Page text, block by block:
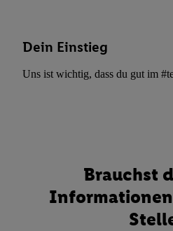
Dein Einstieg
Uns ist wichtig, dass du gut im
Brauchst